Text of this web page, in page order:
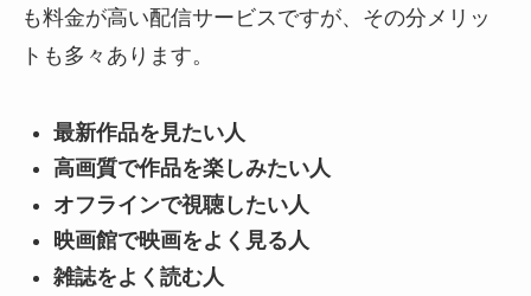
も料金が高い配信サービスですが、その分メリッ
トも多々あります。
最新作品を見たい人
高画質で作品を楽しみたい人
オフラインで視聴したい人
映画館で映画をよく見る人
雑誌をよく読む人